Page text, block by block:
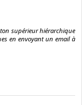
supérieur hiérarchique
en envoyant un email à